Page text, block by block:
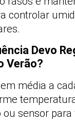
controlar
Devo
Verão?
média a
ou sensor para